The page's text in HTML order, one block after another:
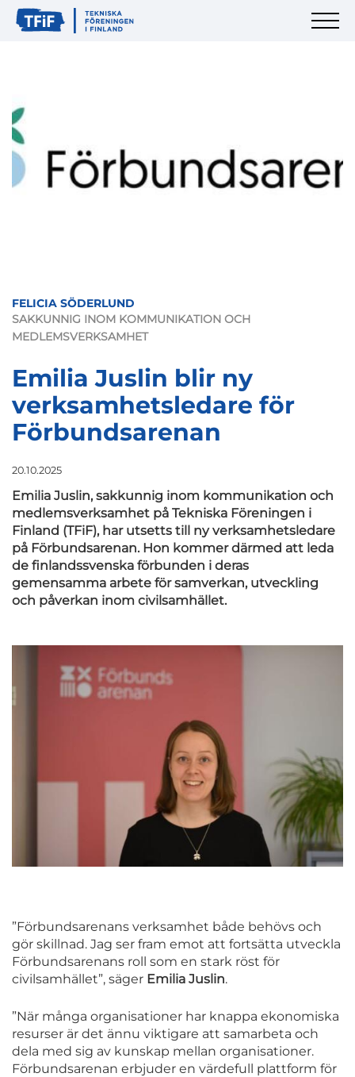
FELICIA SÖDERLUND
SAKKUNNIG INOM KOMMUNIKATION OCH
MEDLEMSVERKSAMHET
Emilia Juslin blir ny
verksamhetsledare för
Förbundsarenan
20.10.2025
Emilia Juslin, sakkunnig inom kommunikation och
medlemsverksamhet på Tekniska Föreningen i
Finland (TFiF), har utsetts till ny verksamhetsledare
på Förbundsarenan. Hon kommer därmed att leda
de finlandssvenska förbunden i deras
gemensamma arbete för samverkan, utveckling
och påverkan inom civilsamhället.
”Förbundsarenans verksamhet både behövs och
gör skillnad. Jag ser fram emot att fortsätta utveckla
Förbundsarenans roll som en stark röst för
civilsamhället”, säger Emilia Juslin.
”När många organisationer har knappa ekonomiska
resurser är det ännu viktigare att samarbeta och
dela med sig av kunskap mellan organisationer.
Förbundsarenan erbjuder en värdefull plattform för